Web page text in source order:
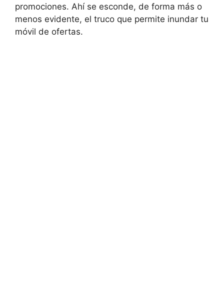
promociones. Ahí se esconde, de forma más o
menos evidente, el truco que permite inundar tu
móvil de ofertas.